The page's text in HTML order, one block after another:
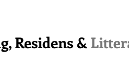
Residens &